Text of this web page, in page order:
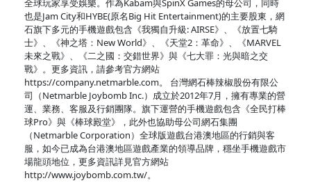
全球玩家享受娛樂。作為Kabam與SpinX Games的母公司，同時
也是Jam City和HYBE(原名Big Hit Entertainment)的主要股東，網
石旗下多元的手機遊戲包含《我獨自升級: AIRSE》、《放置七騎
士》、《神之塔：New World》、《天堂2：革命》、《MARVEL
未來之戰》、《二之國：交錯世界》與《七大罪：光與暗之交
戰》。更多資訊，請參考官方網站
https://company.netmarble.com。 台灣網石棒辣椒股份有限公
司（Netmarble Joybomb Inc.）成立於2012年7月，擁有專業的營
運、業務、客服及行銷團隊。旗下運營的手機遊戲包含《全民打棒
球Pro》與《棒球殿堂》，此外也協助母公司網石集團
（Netmarble Corporation）全球版遊戲台港澳地區的行銷與客
服，如今已成為台港澳地區遊戲產業的領導品牌，穩坐手機遊戲市
場龍頭地位，更多資訊詳見官方網站
http://www.joybomb.com.tw/。